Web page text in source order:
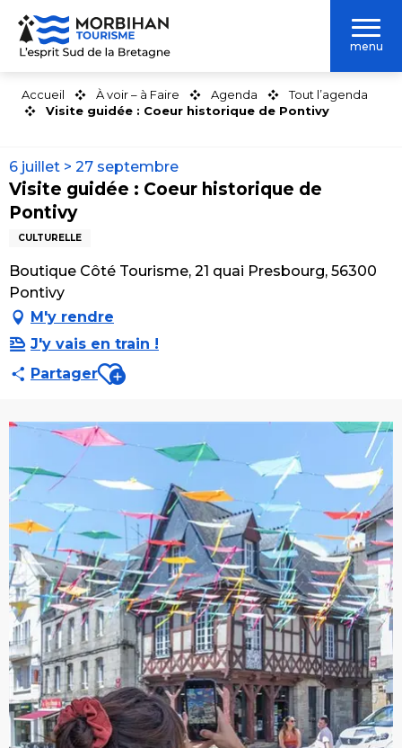
Aller
contenu
menu
Accueil À voir – à Faire Agenda
Tout l’agenda
Visite guidée : Coeur historique de Pontivy
6 juillet > 27 septembre
Visite guidée : Coeur historique de
Pontivy
CULTURELLE
Boutique Côté Tourisme, 21 quai Presbourg, 56300
Pontivy
M'y rendre
J'y vais en train !
PartagerAjouter aux favoris